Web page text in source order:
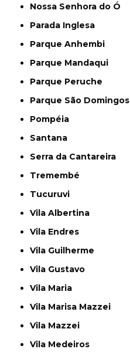
Nossa Senhora do Ó
Parada Inglesa
Parque Anhembi
Parque Mandaqui
Parque Peruche
Parque São Domingos
Pompéia
Santana
Serra da Cantareira
Tremembé
Tucuruvi
Vila Albertina
Vila Endres
Vila Guilherme
Vila Gustavo
Vila Maria
Vila Marisa Mazzei
Vila Mazzei
Vila Medeiros